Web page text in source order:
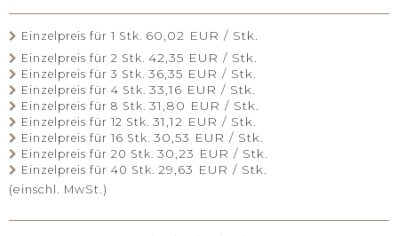
Einzelpreis für 1 Stk. 60,02 EUR / Stk.
Einzelpreis für 2 Stk. 42,35 EUR / Stk.
Einzelpreis für 3 Stk. 36,35 EUR / Stk.
Einzelpreis für 4 Stk. 33,16 EUR / Stk.
Einzelpreis für 8 Stk. 31,80 EUR / Stk.
Einzelpreis für 12 Stk. 31,12 EUR / Stk.
Einzelpreis für 16 Stk. 30,53 EUR / Stk.
Einzelpreis für 20 Stk. 30,23 EUR / Stk.
Einzelpreis für 40 Stk. 29,63 EUR / Stk.
(einschl. MwSt.)